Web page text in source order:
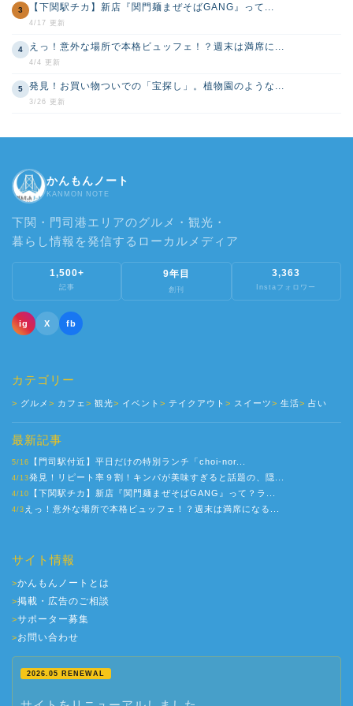
3 【下関駅チカ】新店『関門麺まぜそばGANG』って...
4/17 更新
4 えっ！意外な場所で本格ビュッフェ！？週末は満席に...
4/4 更新
5 発見！お買い物ついでの「宝探し」。植物園のような...
3/26 更新
かんもんノート
KANMON NOTE
下関・門司港エリアのグルメ・観光・
暮らし情報を発信するローカルメディア
1,500+
記事
9年目
創刊
3,363
Instaフォロワー
ig X fb
カテゴリー
グルメ カフェ 観光 イベント テイクアウト スイーツ 生活 占い
最新記事
5/16 【門司駅付近】平日だけの特別ランチ「choi-nor...
4/13発見！リピート率９割！キンパが美味すぎると話題の、隠...
4/10 【下関駅チカ】新店『関門麺まぜそばGANG』って？ラ...
4/3 えっ！意外な場所で本格ビュッフェ！？週末は満席になる...
サイト情報
>かんもんノートとは
>掲載・広告のご相談
>サポーター募集
>お問い合わせ
2026.05 RENEWAL